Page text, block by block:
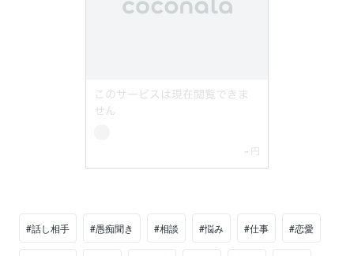
#話し相手 #愚痴聞き #相談 #悩み #仕事 #恋愛